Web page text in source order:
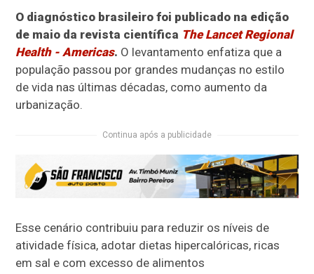
O diagnóstico brasileiro foi publicado na edição
de maio da revista científica The Lancet Regional
Health - Americas. O levantamento enfatiza que a
população passou por grandes mudanças no estilo
de vida nas últimas décadas, como aumento da
urbanização.
Continua após a publicidade
Esse cenário contribuiu para reduzir os níveis de
atividade física, adotar dietas hipercalóricas, ricas
em sal e com excesso de alimentos